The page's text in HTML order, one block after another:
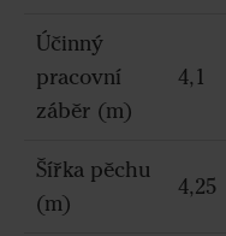
Účinný
pracovní
záběr (m)
4,1
Šířka pěchu
(m)
4,25